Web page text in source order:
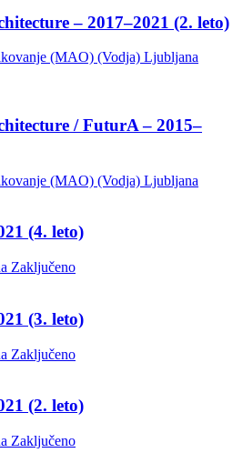
– 2017–2021 (2. leto)
(MAO) (Vodja) Ljubljana
/ FuturA – 2015–
(MAO) (Vodja) Ljubljana
(4. leto)
Zaključeno
(3. leto)
Zaključeno
(2. leto)
Zaključeno